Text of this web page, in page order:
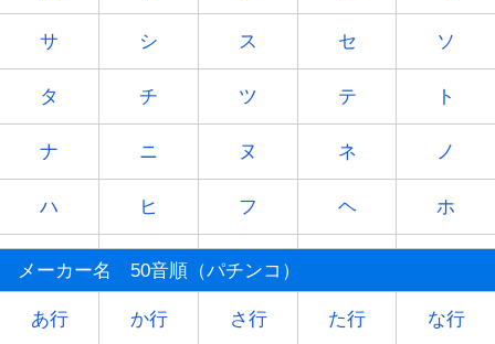
サ シ ス セ ソ
タ チ ツ テ ト
ナ ニ ヌ ネ ノ
ハ ヒ フ ヘ ホ
マ ミ ム
ヤ - ユ - ヨ
メーカー名 50音順（パチンコ）
あ行 か行 さ行 た行 な行